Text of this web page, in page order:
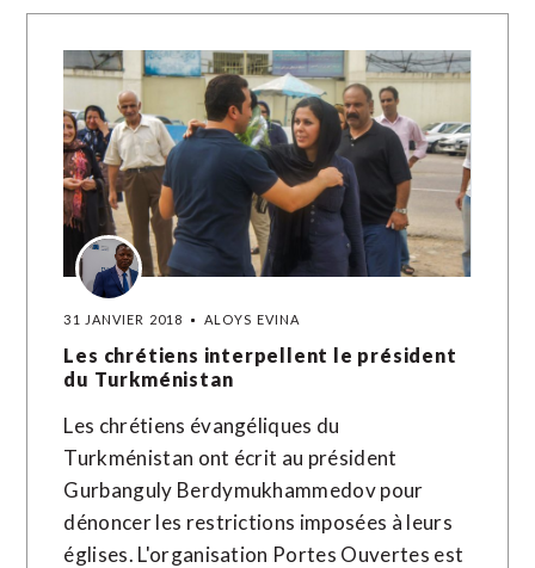
31 JANVIER 2018 ALOYS EVINA
Les chrétiens interpellent le président
du Turkménistan
Les chrétiens évangéliques du
Turkménistan ont écrit au président
Gurbanguly Berdymukhammedov pour
dénoncer les restrictions imposées à leurs
églises. L'organisation Portes Ouvertes est